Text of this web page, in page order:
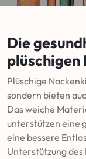
Die
plüschigen
Plüschige
sondern bieten
Das weiche
unterstützen eine
eine bessere
Unterstützung des